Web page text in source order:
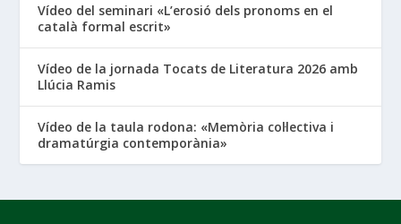
Vídeo del seminari «L’erosió dels pronoms en el
català formal escrit»
Vídeo de la jornada Tocats de Literatura 2026 amb
Llúcia Ramis
Vídeo de la taula rodona: «Memòria col·lectiva i
dramatúrgia contemporània»